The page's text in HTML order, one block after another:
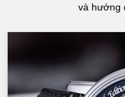
và hướng